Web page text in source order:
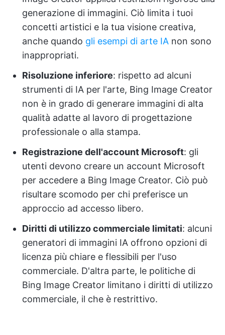
generazione di immagini. Ciò limita i tuoi
concetti artistici e la tua visione creativa,
anche quando gli esempi di arte IA non sono
inappropriati.
Risoluzione inferiore: rispetto ad alcuni
strumenti di IA per l'arte, Bing Image Creator
non è in grado di generare immagini di alta
qualità adatte al lavoro di progettazione
professionale o alla stampa.
Registrazione dell'account Microsoft: gli
utenti devono creare un account Microsoft
per accedere a Bing Image Creator. Ciò può
risultare scomodo per chi preferisce un
approccio ad accesso libero.
Diritti di utilizzo commerciale limitati: alcuni
generatori di immagini IA offrono opzioni di
licenza più chiare e flessibili per l'uso
commerciale. D'altra parte, le politiche di
Bing Image Creator limitano i diritti di utilizzo
commerciale, il che è restrittivo.